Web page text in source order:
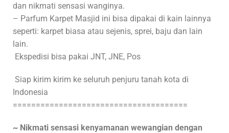
dan nikmati sensasi wanginya.
– Parfum Karpet Masjid ini bisa dipakai di kain lainnya
seperti: karpet biasa atau sejenis, sprei, baju dan lain
lain.
Ekspedisi bisa pakai JNT, JNE, Pos
Siap kirim kirim ke seluruh penjuru tanah kota di
Indonesia
======================================
~ Nikmati sensasi kenyamanan wewangian dengan